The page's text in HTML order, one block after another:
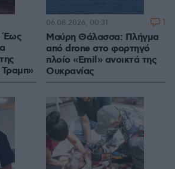
Έως
Μαύρη Θάλασσα: Πλήγμα
από drone στο φορτηγό
πλοίο «Emil» ανοικτά της
Ουκρανίας
06.08.2026, 00:31 1